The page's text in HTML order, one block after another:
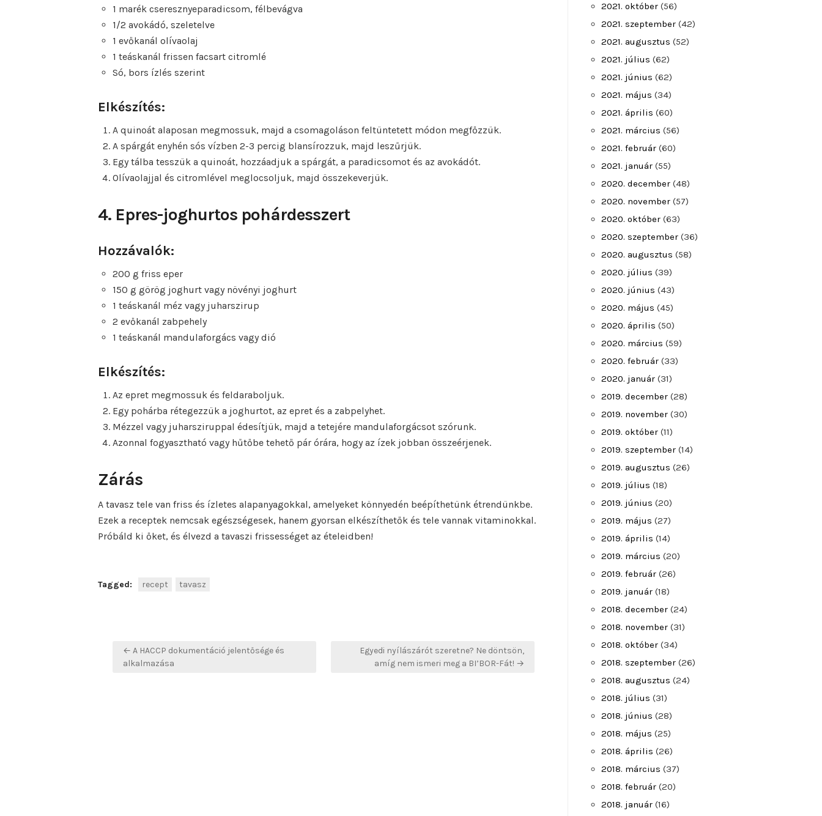
1 marék cseresznyeparadicsom, félbevágva
1/2 avokádó, szeletelve
1 evőkanál olívaolaj
1 teáskanál frissen facsart citromlé
Só, bors ízlés szerint
Elkészítés:
A quinoát alaposan megmossuk, majd a csomagoláson feltüntetett módon megfőzzük.
A spárgát enyhén sós vízben 2-3 percig blansírozzuk, majd leszűrjük.
Egy tálba tesszük a quinoát, hozzáadjuk a spárgát, a paradicsomot és az avokádót.
Olívaolajjal és citromlével meglocsoljuk, majd összekeverjük.
4. Epres-joghurtos pohárdesszert
Hozzávalók:
200 g friss eper
150 g görög joghurt vagy növényi joghurt
1 teáskanál méz vagy juharszirup
2 evőkanál zabpehely
1 teáskanál mandulaforgács vagy dió
Elkészítés:
Az epret megmossuk és feldaraboljuk.
Egy pohárba rétegezzük a joghurtot, az epret és a zabpelyhet.
Mézzel vagy juharsziruppal édesítjük, majd a tetejére mandulaforgácsot szórunk.
Azonnal fogyasztható vagy hűtőbe tehető pár órára, hogy az ízek jobban összeérjenek.
Zárás
A tavasz tele van friss és ízletes alapanyagokkal, amelyeket könnyedén beépíthetünk étrendünkbe.
Ezek a receptek nemcsak egészségesek, hanem gyorsan elkészíthetők és tele vannak vitaminokkal.
Próbáld ki őket, és élvezd a tavaszi frissességet az ételeidben!
Tagged: recept tavasz
Bejegyzés
navigáció
← A HACCP dokumentáció jelentősége és
alkalmazása
Egyedi nyílászárót szeretne? Ne döntsön,
amíg nem ismeri meg a BI’BOR-Fát! →
2021. október (56)
2021. szeptember (42)
2021. augusztus (52)
2021. július (62)
2021. június (62)
2021. május (34)
2021. április (60)
2021. március (56)
2021. február (60)
2021. január (55)
2020. december (48)
2020. november (57)
2020. október (63)
2020. szeptember (36)
2020. augusztus (58)
2020. július (39)
2020. június (43)
2020. május (45)
2020. április (50)
2020. március (59)
2020. február (33)
2020. január (31)
2019. december (28)
2019. november (30)
2019. október (11)
2019. szeptember (14)
2019. augusztus (26)
2019. július (18)
2019. június (20)
2019. május (27)
2019. április (14)
2019. március (20)
2019. február (26)
2019. január (18)
2018. december (24)
2018. november (31)
2018. október (34)
2018. szeptember (26)
2018. augusztus (24)
2018. július (31)
2018. június (28)
2018. május (25)
2018. április (26)
2018. március (37)
2018. február (20)
2018. január (16)